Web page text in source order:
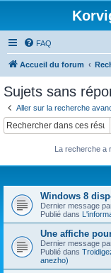
FAQ
Accueil du forum
Sujets sans
Aller sur la recherche
La recherche a
Windows 8
Dernier message
Publié dans
Une affiche
Dernier message
Publié dans
anezho)